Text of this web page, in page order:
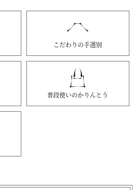
こだわりの手選別
普段使いのかりんとう